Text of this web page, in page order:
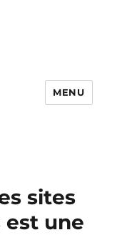
MENU
sites
est une